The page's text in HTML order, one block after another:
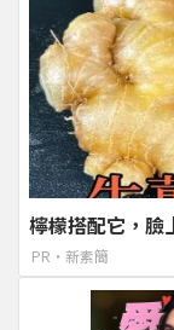
檸檬搭配它，臉
PR・新素簡